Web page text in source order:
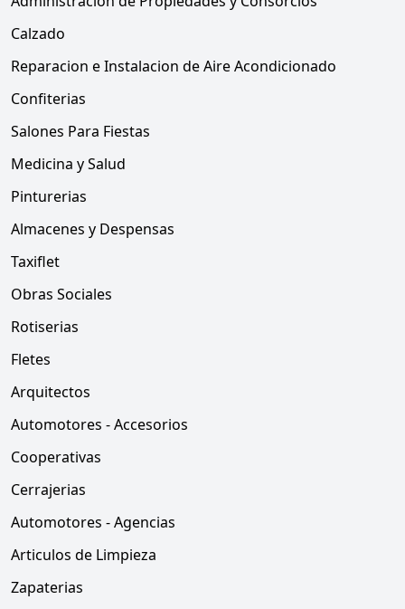
Calzado
Reparacion e Instalacion de Aire Acondicionado
Confiterias
Salones Para Fiestas
Medicina y Salud
Pinturerias
Almacenes y Despensas
Taxiflet
Obras Sociales
Rotiserias
Fletes
Arquitectos
Automotores - Accesorios
Cooperativas
Cerrajerias
Automotores - Agencias
Articulos de Limpieza
Zapaterias